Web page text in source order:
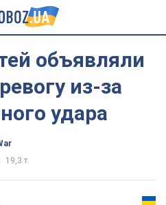
объявляли
из-за
удара
19,3 т.